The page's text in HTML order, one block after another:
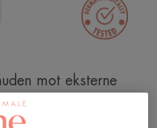
mot eksterne